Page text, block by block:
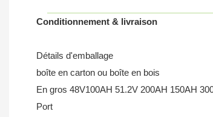
Conditionnement & livraison
Détails d'emballage
boîte en carton ou boîte en bois
En gros 48V100AH ​​51.2V 200AH 150AH
Port